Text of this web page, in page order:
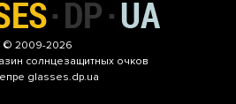
© 2009-2026
солнцезащитных очков
glasses.dp.ua